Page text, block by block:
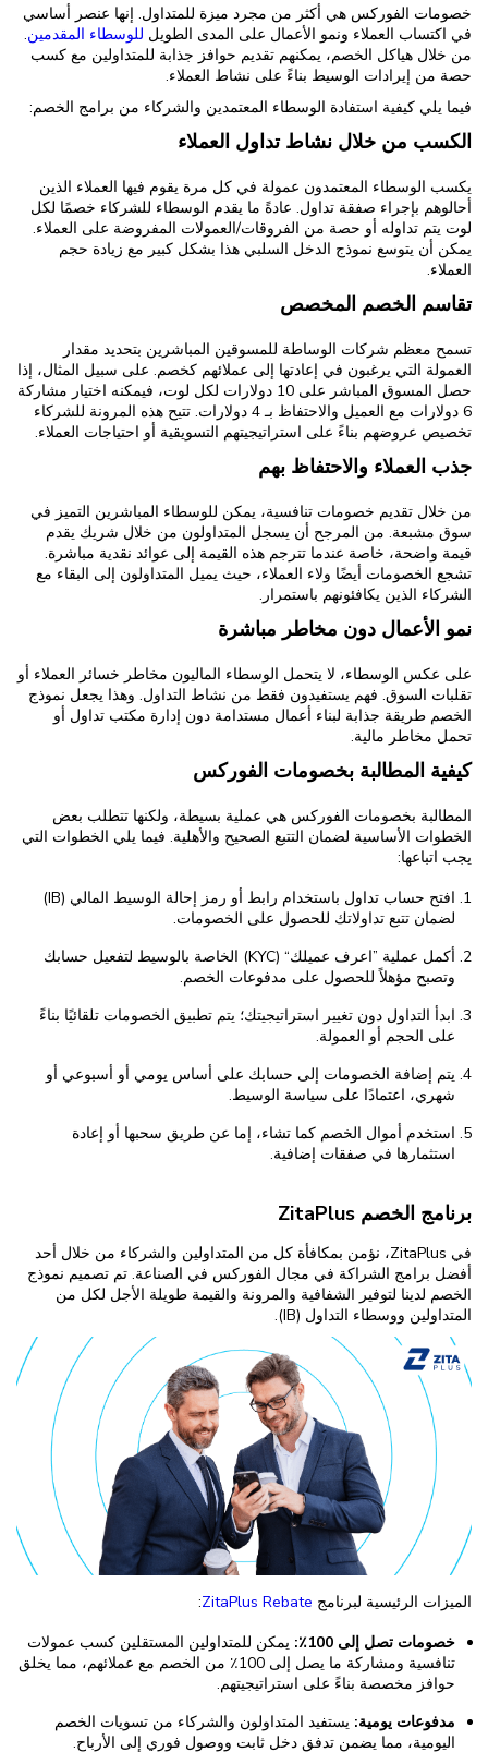
خصومات الفوركس هي أكثر من مجرد ميزة للمتداول. إنها عنصر أساسي
في اكتساب العملاء ونمو الأعمال على المدى الطويل للوسطاء المقدمين.
من خلال هياكل الخصم، يمكنهم تقديم حوافز جذابة للمتداولين مع كسب
حصة من إيرادات الوسيط بناءً على نشاط العملاء.
فيما يلي كيفية استفادة الوسطاء المعتمدين والشركاء من برامج الخصم:
الكسب من خلال نشاط تداول العملاء
يكسب الوسطاء المعتمدون عمولة في كل مرة يقوم فيها العملاء الذين
أحالوهم بإجراء صفقة تداول. عادةً ما يقدم الوسطاء للشركاء خصمًا لكل
لوت يتم تداوله أو حصة من الفروقات/العمولات المفروضة على العملاء.
يمكن أن يتوسع نموذج الدخل السلبي هذا بشكل كبير مع زيادة حجم
العملاء.
تقاسم الخصم المخصص
تسمح معظم شركات الوساطة للمسوقين المباشرين بتحديد مقدار
العمولة التي يرغبون في إعادتها إلى عملائهم كخصم. على سبيل المثال، إذا
حصل المسوق المباشر على 10 دولارات لكل لوت، فيمكنه اختيار مشاركة
6 دولارات مع العميل والاحتفاظ بـ 4 دولارات. تتيح هذه المرونة للشركاء
تخصيص عروضهم بناءً على استراتيجيتهم التسويقية أو احتياجات العملاء.
جذب العملاء والاحتفاظ بهم
من خلال تقديم خصومات تنافسية، يمكن للوسطاء المباشرين التميز في
سوق مشبعة. من المرجح أن يسجل المتداولون من خلال شريك يقدم
قيمة واضحة، خاصة عندما تترجم هذه القيمة إلى عوائد نقدية مباشرة.
تشجع الخصومات أيضًا ولاء العملاء، حيث يميل المتداولون إلى البقاء مع
الشركاء الذين يكافئونهم باستمرار.
نمو الأعمال دون مخاطر مباشرة
على عكس الوسطاء، لا يتحمل الوسطاء الماليون مخاطر خسائر العملاء أو
تقلبات السوق. فهم يستفيدون فقط من نشاط التداول. وهذا يجعل نموذج
الخصم طريقة جذابة لبناء أعمال مستدامة دون إدارة مكتب تداول أو
تحمل مخاطر مالية.
كيفية المطالبة بخصومات الفوركس
المطالبة بخصومات الفوركس هي عملية بسيطة، ولكنها تتطلب بعض
الخطوات الأساسية لضمان التتبع الصحيح والأهلية. فيما يلي الخطوات التي
يجب اتباعها:
افتح حساب تداول باستخدام رابط أو رمز إحالة الوسيط المالي (IB)
لضمان تتبع تداولاتك للحصول على الخصومات.
أكمل عملية ”اعرف عميلك“ (KYC) الخاصة بالوسيط لتفعيل حسابك
وتصبح مؤهلاً للحصول على مدفوعات الخصم.
ابدأ التداول دون تغيير استراتيجيتك؛ يتم تطبيق الخصومات تلقائيًا بناءً
على الحجم أو العمولة.
يتم إضافة الخصومات إلى حسابك على أساس يومي أو أسبوعي أو
شهري، اعتمادًا على سياسة الوسيط.
استخدم أموال الخصم كما تشاء، إما عن طريق سحبها أو إعادة
استثمارها في صفقات إضافية.
برنامج الخصم ZitaPlus
في ZitaPlus، نؤمن بمكافأة كل من المتداولين والشركاء من خلال أحد
أفضل برامج الشراكة في مجال الفوركس في الصناعة. تم تصميم نموذج
الخصم لدينا لتوفير الشفافية والمرونة والقيمة طويلة الأجل لكل من
المتداولين ووسطاء التداول (IB).
الميزات الرئيسية لبرنامج ZitaPlus Rebate
:
خصومات تصل إلى 100٪:
يمكن للمتداولين المستقلين كسب عمولات
تنافسية ومشاركة ما يصل إلى 100٪ من الخصم مع عملائهم، مما يخلق
حوافز مخصصة بناءً على استراتيجيتهم.
مدفوعات يومية: يستفيد المتداولون والشركاء من تسويات الخصم
اليومية، مما يضمن تدفق دخل ثابت ووصول فوري إلى الأرباح.